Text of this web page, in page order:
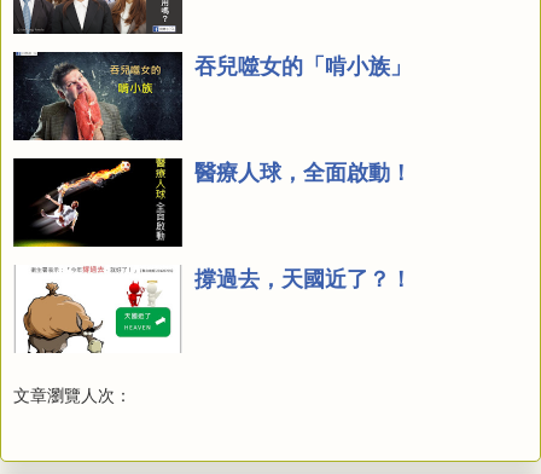
吞兒噬女的「啃小族」
醫療人球，全面啟動！
撐過去，天國近了？！
文章瀏覽人次：